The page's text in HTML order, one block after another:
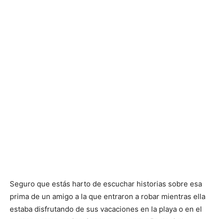
Seguro que estás harto de escuchar historias sobre esa
prima de un amigo a la que entraron a robar mientras ella
estaba disfrutando de sus vacaciones en la playa o en el